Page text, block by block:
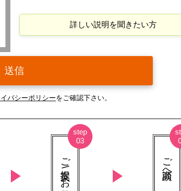
詳しい説明を聞きたい方
送信
バシーポリシーをご確認下さい。
ご提案 \ お見積り ご商談へ